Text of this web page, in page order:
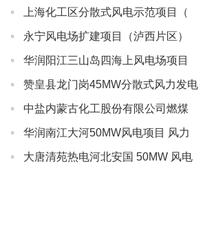
· 上海化工区分散式风电示范项目（
· 永宁风电场扩建项目（泸西片区）
· 华润阳江三山岛四海上风电场项目
· 赞皇县龙门岗45MW分散式风力发电
· 中盐内蒙古化工股份有限公司燃煤
· 华润南江大河50MW风电项目 风力
· 大唐清苑热电河北安国 50MW 风电